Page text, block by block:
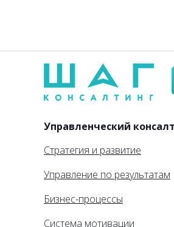
Управленческий
Стратегия и развитие
Управление по результатам
Бизнес-процессы
Система мотивации